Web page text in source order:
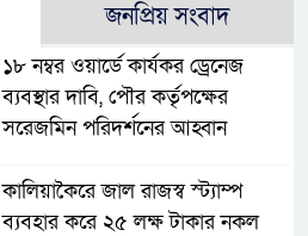
জনপ্রিয় সংবাদ
১৮ নম্বর ওয়ার্ডে কার্যকর ড্রেনেজ
ব্যবস্থার দাবি, পৌর কর্তৃপক্ষের
সরেজমিন পরিদর্শনের আহ্বান
কালিয়াকৈরে জাল রাজস্ব স্ট্যাম্প
ব্যবহার করে ২৫ লক্ষ টাকার নকল